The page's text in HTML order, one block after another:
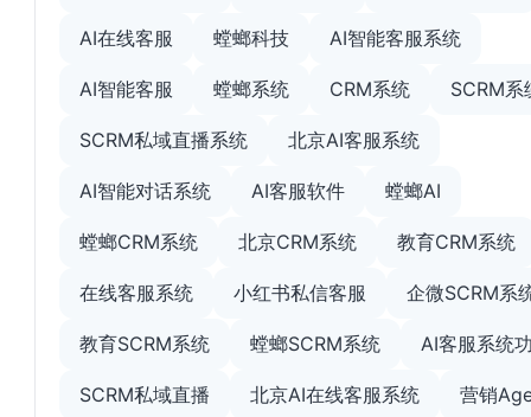
AI在线客服 螳螂科技 AI智能客服系统
AI智能客服 螳螂系统 CRM系统 SCRM系
SCRM私域直播系统 北京AI客服系统
AI智能对话系统 AI客服软件 螳螂AI
螳螂CRM系统 北京CRM系统 教育CRM系统
在线客服系统 小红书私信客服 企微SCRM系
教育SCRM系统 螳螂SCRM系统 AI客服系统
SCRM私域直播 北京AI在线客服系统 营销